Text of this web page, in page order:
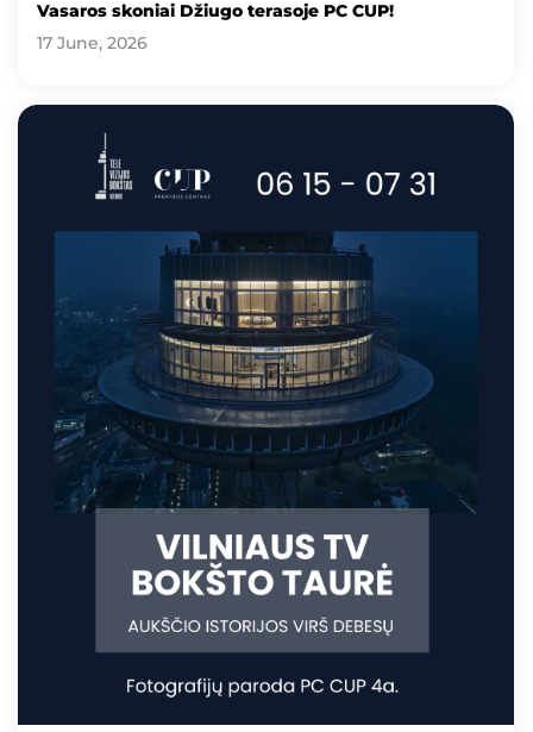
Vasaros skoniai Džiugo terasoje PC CUP!
17 June, 2026